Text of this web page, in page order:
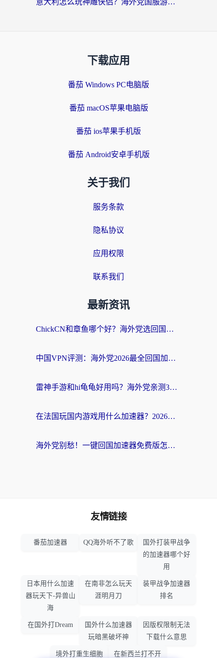
下载应用
番茄 Windows PC电脑版
番茄 macOS苹果电脑版
番茄 ios苹果手机版
番茄 Android安卓手机版
关于我们
服务条款
隐私协议
应用权限
联系我们
最新资讯
ChickCN和章鱼哪个好？海外党选回国加速器的3个关键维度 + 实用避坑指南
中国VPN评测：海外党2026最全回国加速器选择指南，告别地区限制不踩坑
雷神手游和hi龟龟好用吗？海外党亲测3款回国加速器，教你选对国外到国内加速器
在法国玩国内游戏用什么加速器？2026实测解决延迟卡顿的实用指南
海外党别愁！一键回国加速器免费版怎么选？从踩坑到流畅访问的全攻略
友情链接
番茄加速器 QQ海外听不了歌
国外打装甲战争
的加速器哪个好
用
日本用什么加速
器玩天下-异兽山
海
在南非怎么玩天
涯明月刀
装甲战争加速器
排名
在国外打Dream
国外什么加速器
玩暗黑破坏神
因版权限制无法
下载什么意思
境外打重生细胞 在新西兰打不开